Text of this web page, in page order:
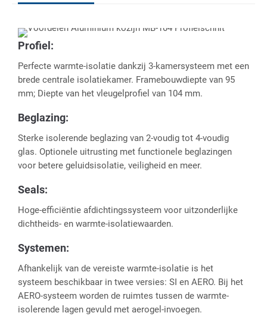
Profiel:
Perfecte warmte-isolatie dankzij 3-kamersysteem met een
brede centrale isolatiekamer. Framebouwdiepte van 95
mm; Diepte van het vleugelprofiel van 104 mm.
Beglazing:
Sterke isolerende beglazing van 2-voudig tot 4-voudig
glas. Optionele uitrusting met functionele beglazingen
voor betere geluidsisolatie, veiligheid en meer.
Seals:
Hoge-efficiëntie afdichtingssysteem voor uitzonderlijke
dichtheids- en warmte-isolatiewaarden.
Systemen:
Afhankelijk van de vereiste warmte-isolatie is het
systeem beschikbaar in twee versies: SI en AERO. Bij het
AERO-systeem worden de ruimtes tussen de warmte-
isolerende lagen gevuld met aerogel-invoegen.